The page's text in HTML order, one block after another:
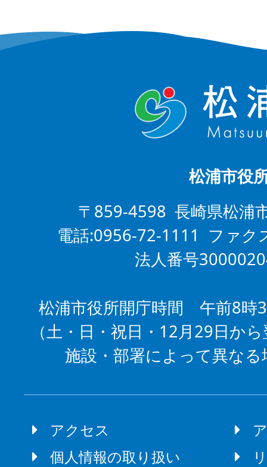
松浦市役
〒859-4598 長崎県松浦
電話:0956-72-1111 ファ
法人番号
松浦市役所開庁時間 午前8時
（土・日・祝日・12月29日か
施設・部署によって異な
アクセス
個人情報の取り扱い